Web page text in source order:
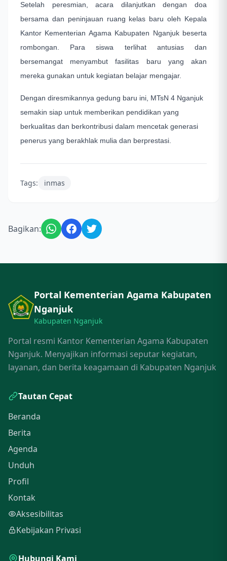
Setelah peresmian, acara dilanjutkan dengan doa
bersama dan peninjauan ruang kelas baru oleh Kepala
Kantor Kementerian Agama Kabupaten Nganjuk beserta
rombongan. Para siswa terlihat antusias dan
bersemangat menyambut fasilitas baru yang akan
mereka gunakan untuk kegiatan belajar mengajar.
Dengan diresmikannya gedung baru ini, MTsN 4 Nganjuk
semakin siap untuk memberikan pendidikan yang
berkualitas dan berkontribusi dalam mencetak generasi
penerus yang berakhlak mulia dan berprestasi.
Tags: inmas
Bagikan:
Portal Kementerian Agama Kabupaten
Nganjuk
Kabupaten Nganjuk
Portal resmi Kantor Kementerian Agama Kabupaten
Nganjuk. Menyajikan informasi seputar kegiatan,
layanan, dan berita keagamaan di Kabupaten Nganjuk
Tautan Cepat
Beranda
Berita
Agenda
Unduh
Profil
Kontak
Aksesibilitas
Kebijakan Privasi
Hubungi Kami